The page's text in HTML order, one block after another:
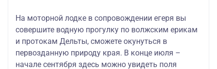
На моторной лодке в сопровождении егеря вы
совершите водную прогулку по волжским ерикам
и протокам Дельты, сможете окунуться в
первозданную природу края. В конце июля –
начале сентября здесь можно увидеть поля